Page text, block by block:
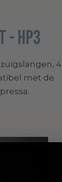
- HP3
4
met de